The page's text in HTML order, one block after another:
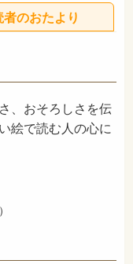
者のおたより
、おそろしさを伝
絵で読む人の心に